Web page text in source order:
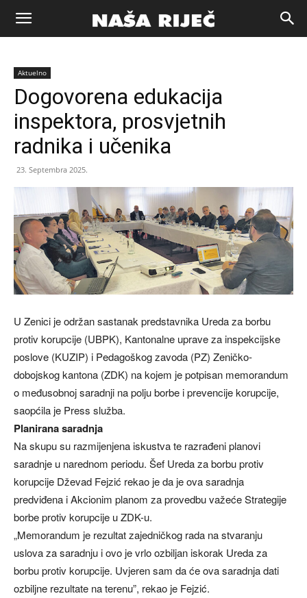
Naša
riječ
Aktuelno
Dogovorena edukacija
inspektora, prosvjetnih
radnika i učenika
23. Septembra 2025.
U Zenici je održan sastanak predstavnika Ureda za borbu
protiv korupcije (UBPK), Kantonalne uprave za inspekcijske
poslove (KUZIP) i Pedagoškog zavoda (PZ) Zeničko-
dobojskog kantona (ZDK) na kojem je potpisan memorandum
o međusobnoj saradnji na polju borbe i prevencije korupcije,
saopćila je Press služba.
Planirana saradnja
Na skupu su razmijenjena iskustva te razrađeni planovi
saradnje u narednom periodu. Šef Ureda za borbu protiv
korupcije Dževad Fejzić rekao je da je ova saradnja
predviđena i Akcionim planom za provedbu važeće Strategije
borbe protiv korupcije u ZDK-u.
„Memorandum je rezultat zajedničkog rada na stvaranju
uslova za saradnju i ovo je vrlo ozbiljan iskorak Ureda za
borbu protiv korupcije. Uvjeren sam da će ova saradnja dati
ozbiljne rezultate na terenu”, rekao je Fejzić.